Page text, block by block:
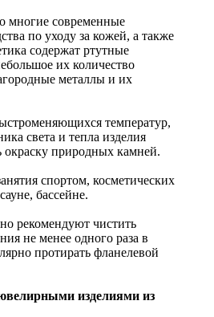
многие современные
по уходу за кожей, а также
содержат ртутные
их количество
металлы и их
температур,
света и тепла изделия
окраску природных камней.
спортом, косметических
бассейне.
рекомендуют чистить
не менее одного раза в
протирать фланелевой
изделиями из